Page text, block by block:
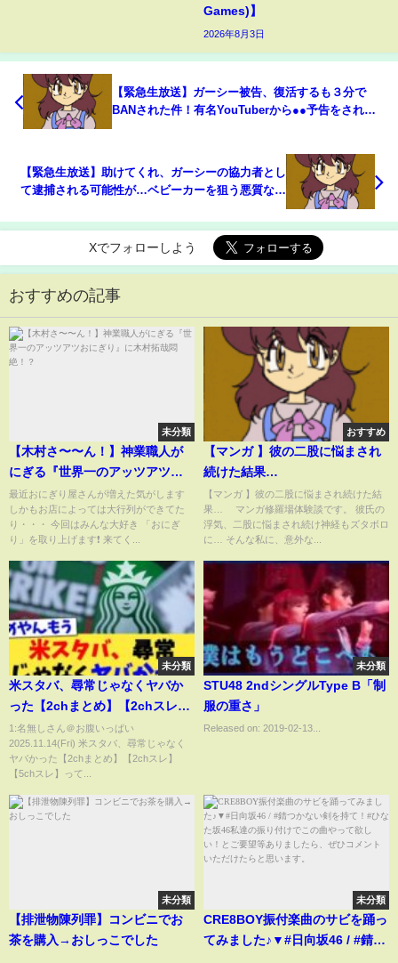
Games)】
2026年8月3日
【緊急生放送】ガーシー被告、復活するも３分で
BANされた件！有名YouTuberから●●予告をされた
【緊急生放送】助けてくれ、ガーシーの協力者とし
て逮捕される可能性が…ベビーカーを狙う悪質な老
やばい？●●法案を阻止したい女性
Xでフォローしよう
おすすめの記事
未分類
【木村さ〜〜ん！】神業職人が
にぎる『世界一のアッツアツお
にぎり』に木村拓哉悶絶！？
最近おにぎり屋さんが増えた気がします
しかもお店によっては大行列ができてた
り・・・ 今回はみんな大好き 「おにぎ
り」を取り上げます❗ 来てく...
おすすめ
【マンガ 】彼の二股に悩まされ
続けた結果…
【マンガ 】彼の二股に悩まされ続けた結
果… マンガ修羅場体験談です。 彼氏の
浮気、二股に悩まされ続け神経もズタボロ
に… そんな私に、意外な...
未分類
米スタバ、尋常じゃなくヤバか
った【2chまとめ】【2chスレ】
【5chスレ】
1:名無しさん＠お腹いっぱい
2025.11.14(Fri) 米スタバ、尋常じゃなく
ヤバかった【2chまとめ】【2chスレ】
【5chスレ】って...
未分類
STU48 2ndシングルType B「制
服の重さ」
Released on: 2019-02-13...
未分類
【排泄物陳列罪】コンビニでお
茶を購入→おしっこでした
未分類
CRE8BOY振付楽曲のサビを踊っ
てみました♪▼#日向坂46 / #錆つ